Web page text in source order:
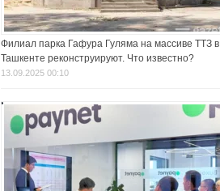
Филиал парка Гафура Гуляма на массиве ТТЗ в
Ташкенте реконструируют. Что известно?
13.09.2025 00:10